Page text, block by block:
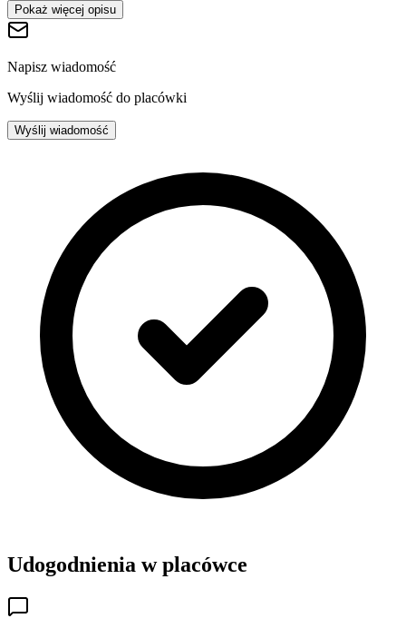
Pokaż więcej opisu
Napisz wiadomość
Wyślij wiadomość do placówki
Wyślij wiadomość
Udogodnienia w placówce